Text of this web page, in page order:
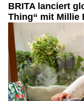
BRITA lanciert
Thing“ mit Millie